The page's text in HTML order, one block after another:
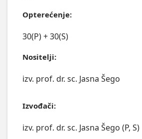
Opterećenje:
30(P) + 30(S)
Nositelji:
izv. prof. dr. sc. Jasna Šego
Izvođači:
izv. prof. dr. sc. Jasna Šego (P, S)